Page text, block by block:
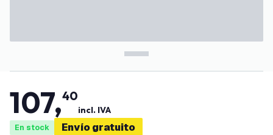
107,40
incl. IVA
En stock Envío gratuito